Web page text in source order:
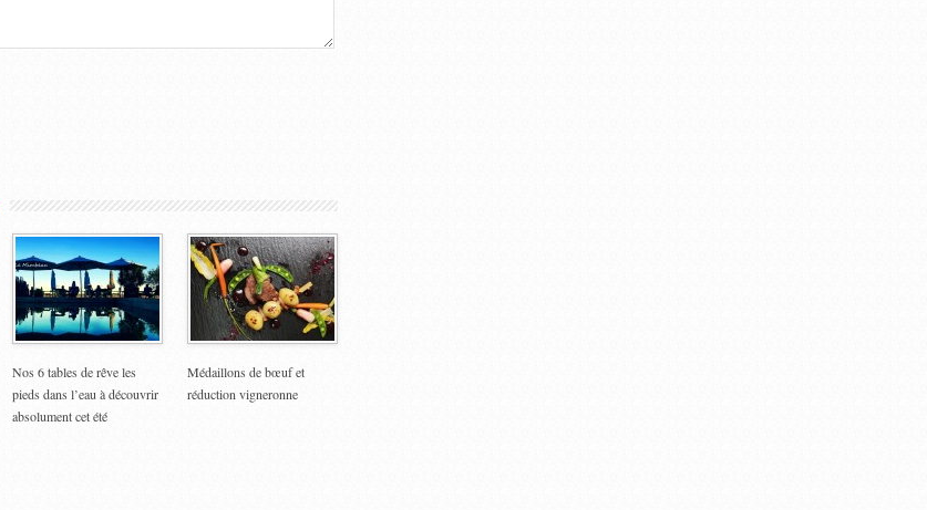
Nos 6 tables de rêve les
pieds dans l’eau à découvrir
absolument cet été
Médaillons de bœuf et
réduction vigneronne